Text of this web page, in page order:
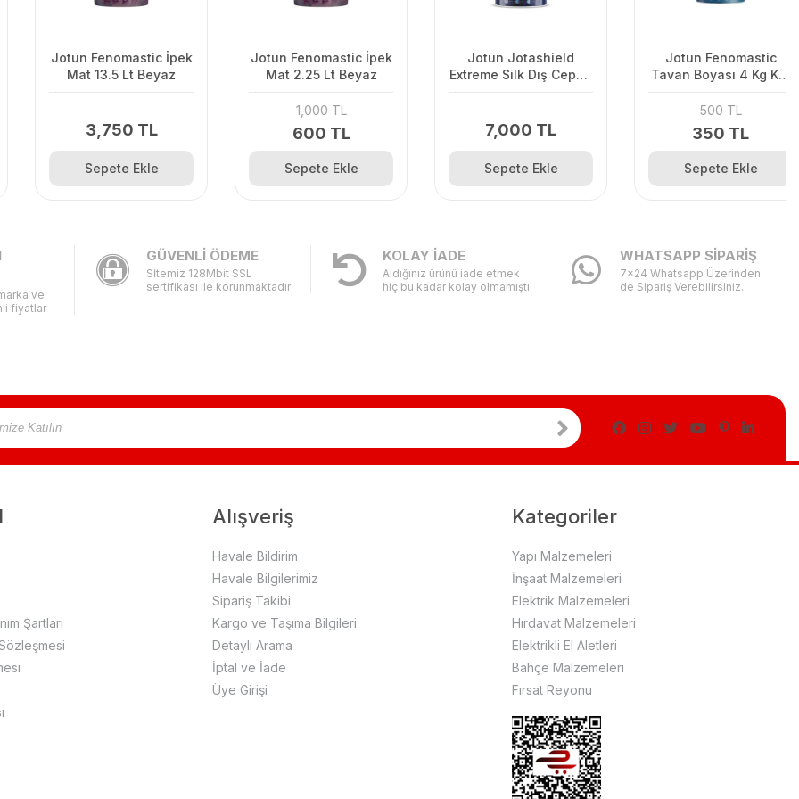
Jotun Fenomastic İpek
Mat 13.5 Lt Beyaz
3,750 TL
Sepete Ekle
Jotun Fenomastic İpek
Mat 2.25 Lt Beyaz
1,000 TL
600 TL
Sepete Ekle
Jotun Jotashield
Extreme Silk Dış Cephe
7,000 TL
Sepete Ekle
Jotun Fenomastic
Tavan Boyası 4 Kg Kar
500 TL
350 TL
Sepete Ekle
ve
fiyatlar
GÜVENLİ ÖDEME
Sİtemiz 128Mbit SSL
sertifikası ile korunmaktadır
KOLAY İADE
Aldığınız ürünü iade etmek
hiç bu kadar kolay olmamıştı
WHATSAPP SİPARİŞ
7x24 Whatsapp Üzerinden
de Sipariş Verebilirsiniz.
Şartları
Alışveriş
Havale Bildirim
Havale Bilgilerimiz
Sipariş Takibi
Kargo ve Taşıma Bilgileri
Detaylı Arama
İptal ve İade
Üye Girişi
Kategoriler
Yapı Malzemeleri
İnşaat Malzemeleri
Elektrik Malzemeleri
Hırdavat Malzemeleri
Elektrikli El Aletleri
Bahçe Malzemeleri
Fırsat Reyonu